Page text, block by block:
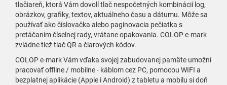
tlačiareň, ktorá Vám dovolí tlač nespočetných kombinácií log,
obrázkov, grafiky, textov, aktuálneho času a dátumu. Môže sa
používať ako číslovačka alebo paginovacia pečiatka s
pretáčaním číselnej rady, vrátane opakovania. COLOP e-mark
zvládne tiež tlač QR a čiarových kódov.
COLOP e-mark Vám vďaka svojej zabudovanej pamäte umožní
pracovať offline / mobilne - káblom cez PC, pomocou WIFI a
bezplatnej aplikácie (Apple i Android) z tabletu a mobilu si doň